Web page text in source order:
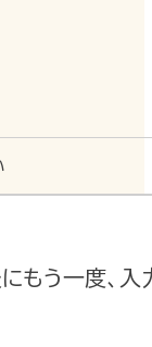
もう一度、入